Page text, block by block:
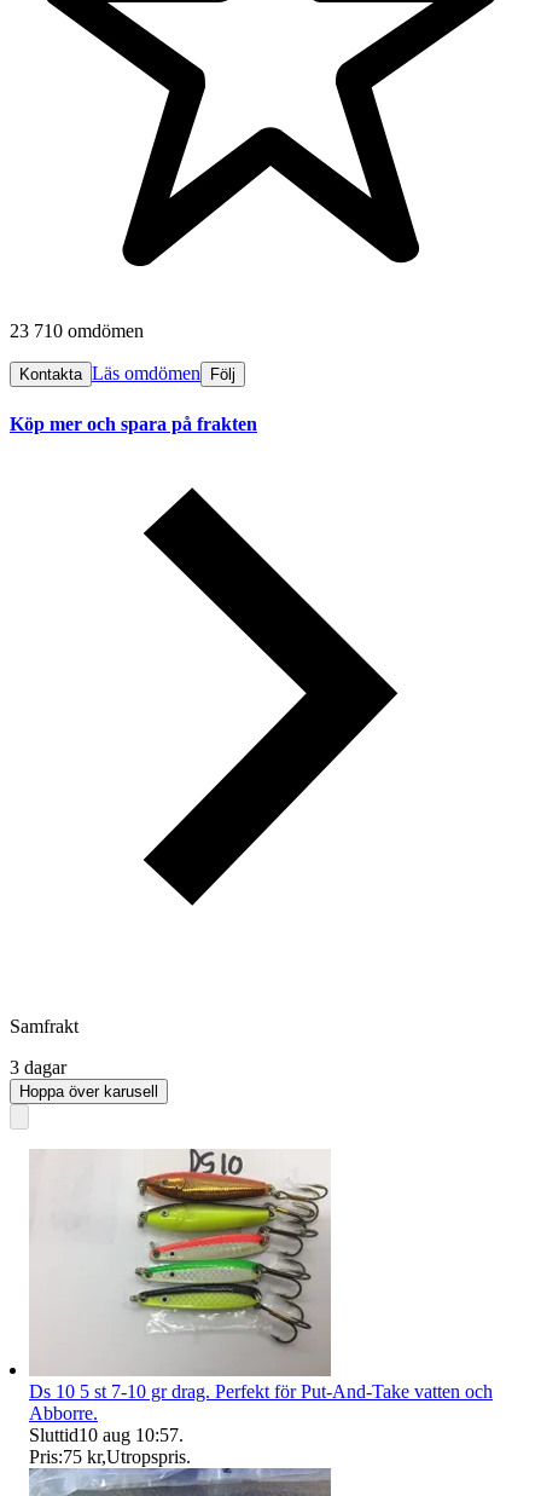
23 710 omdömen
Kontakta Läs omdömen Följ
Köp mer och spara på frakten
Samfrakt
3 dagar
Hoppa över karusell
Ds 10 5 st 7-10 gr drag. Perfekt för Put-And-Take vatten och
Abborre.
Sluttid10 aug 10:57.
Pris:75 kr,Utropspris.